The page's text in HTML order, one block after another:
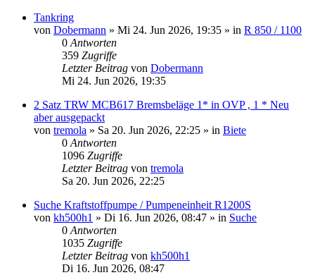
Tankring
von Dobermann » Mi 24. Jun 2026, 19:35 » in R 850 / 1100
0 Antworten
359 Zugriffe
Letzter Beitrag von Dobermann
Mi 24. Jun 2026, 19:35
2 Satz TRW MCB617 Bremsbeläge 1* in OVP , 1 * Neu
aber ausgepackt
von tremola » Sa 20. Jun 2026, 22:25 » in Biete
0 Antworten
1096 Zugriffe
Letzter Beitrag von tremola
Sa 20. Jun 2026, 22:25
Suche Kraftstoffpumpe / Pumpeneinheit R1200S
von kh500h1 » Di 16. Jun 2026, 08:47 » in Suche
0 Antworten
1035 Zugriffe
Letzter Beitrag von kh500h1
Di 16. Jun 2026, 08:47